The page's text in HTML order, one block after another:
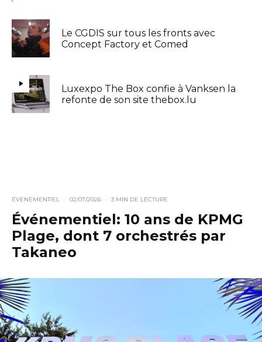
Le CGDIS sur tous les fronts avec
Concept Factory et Comed
Luxexpo The Box confie à Vanksen la
refonte de son site thebox.lu
ÉVENEMENTIEL · 02/07/2026 · 3 MIN DE LECTURE
Événementiel: 10 ans de KPMG
Plage, dont 7 orchestrés par
Takaneo